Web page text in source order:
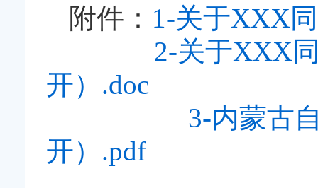
附件： 1-关于XXX
2-关于XXX
开）.doc
3-内蒙古
开）.pdf